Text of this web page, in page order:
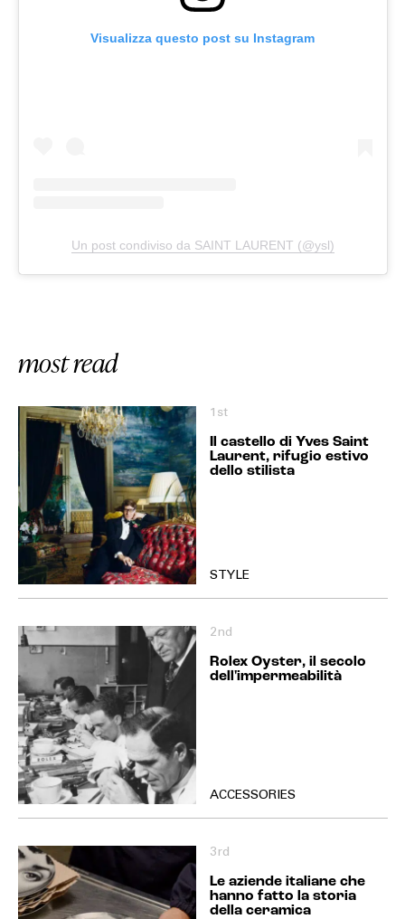
Visualizza questo post su Instagram
Un post condiviso da SAINT LAURENT (@ysl)
most read
1st
Il castello di Yves Saint
Laurent, rifugio estivo
dello stilista
STYLE
2nd
Rolex Oyster, il secolo
dell'impermeabilità
ACCESSORIES
3rd
Le aziende italiane che
hanno fatto la storia
della ceramica